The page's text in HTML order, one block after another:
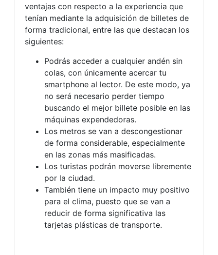
ventajas con respecto a la experiencia que
tenían mediante la adquisición de billetes de
forma tradicional, entre las que destacan los
siguientes:
Podrás acceder a cualquier andén sin
colas, con únicamente acercar tu
smartphone al lector. De este modo, ya
no será necesario perder tiempo
buscando el mejor billete posible en las
máquinas expendedoras.
Los metros se van a descongestionar
de forma considerable, especialmente
en las zonas más masificadas.
Los turistas podrán moverse libremente
por la ciudad.
También tiene un impacto muy positivo
para el clima, puesto que se van a
reducir de forma significativa las
tarjetas plásticas de transporte.